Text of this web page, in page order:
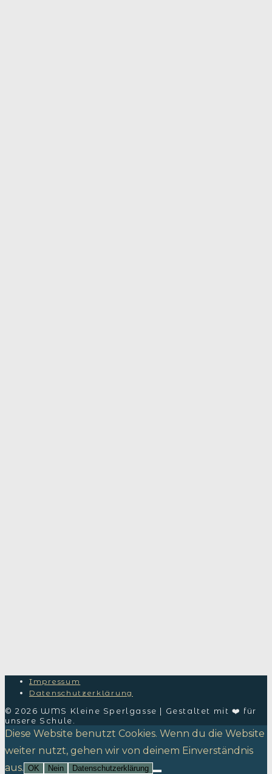
Impressum
Datenschutzerklärung
© 2026 WMS Kleine Sperlgasse | Gestaltet mit ❤️ für
unsere Schule.
Diese Website benutzt Cookies. Wenn du die Website
weiter nutzt, gehen wir von deinem Einverständnis
aus. OK Nein Datenschutzerklärung